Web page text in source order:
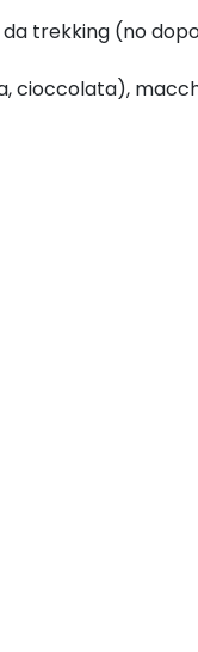
trekking (no
cioccolata),